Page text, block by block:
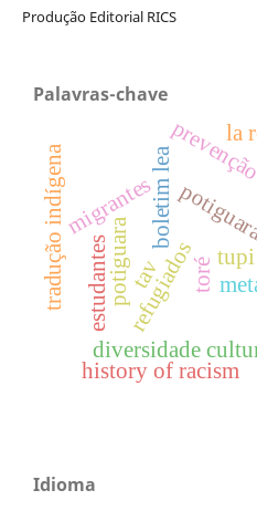
Produção Editorial RICS
Palavras-chave
boletim lea
toré
refugiados
migrantes
tradução indígena
diversidade
potiguaratav
estudantes
la
history of racism
Idioma